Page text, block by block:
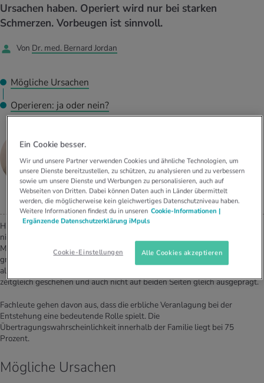
& Intoleranzen
THEMEN IM BEREICH ERNÄHRUNG
Personal Health Coaching
THEMEN IM BEREICH BEWEGUNG
Kalorienverbrauch berechnen
Personal Health Coaching
THEMEN IM BEREICH ENTSPANNUNG
Glücklich sein
Personal Health Coaching
Wissen
THEMEN IM BEREICH MEDIZIN
Personal Health Coaching
THEMEN IM BEREICH SERVICES
Angebote
Ursachen haben. Operiert wird nur bei starken
Schmerzen. Vorbeugen ist sinnvoll.
Von Dr. med. Bernard Jordan
Mögliche Ursachen
Operieren: ja oder nein?
Bernard Jordan
FACHARZT PHYSIKALISCHE MEDIZIN UND
REHABILITATION, SPORTMEDIZIN SGSM
High Heels und Pumps mögen zwar elegant sein, doch den Füssen tun sie
nicht gut. Frauen leiden fünf Mal häufiger unter einem Hallux valgus als
Männer. Eine Ballenzehe oder ein «Hallux», wie die Fehlstellung der
grossen Zehe in der Umgangssprache auch genannt wird, entsteht ganz
allmählich, häufig an beiden Füssen. Das muss allerdings nicht immer
zeitgleich geschehen und auch nicht auf beiden Seiten gleich ausgeprägt.
Fachleute gehen davon aus, dass die erbliche Veranlagung bei der
Entstehung eine bedeutende Rolle spielt. Die
Übertragungswahrscheinlichkeit innerhalb der Familie liegt bei 75
Prozent.
Mögliche Ursachen
Ein Cookie besser.
Wir und unsere Partner verwenden Cookies und ähnliche Technologien, um
unsere Dienste bereitzustellen, zu schützen, zu analysieren und zu verbessern
sowie um unsere Dienste und Werbungen zu personalisieren, auch auf
Webseiten von Dritten. Dabei können Daten auch in Länder übermittelt
werden, die möglicherweise kein gleichwertiges Datenschutzniveau haben.
Weitere Informationen findest du in unseren Cookie-Informationen |
Ergänzende Datenschutzerklärung iMpuls
Cookie-Einstellungen Alle Cookies akzeptieren